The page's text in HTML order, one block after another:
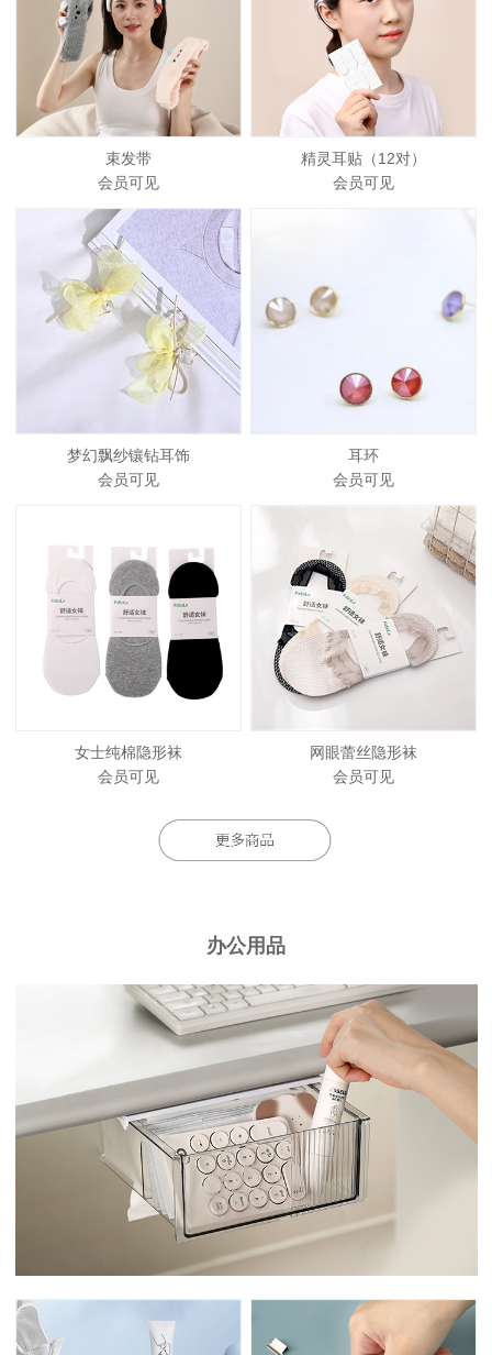
束发带
会员可见
精灵耳贴（12对）
会员可见
梦幻飘纱镶钻耳饰
会员可见
耳环
会员可见
女士纯棉隐形袜
会员可见
网眼蕾丝隐形袜
会员可见
办公用品